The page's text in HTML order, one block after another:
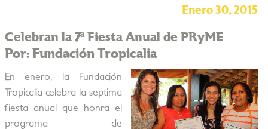
Enero 30, 2015
Celebran la 7ª Fiesta Anual de PRyME
Por: Fundación Tropicalia
En enero, la Fundación
Tropicalia celebra la septima
fiesta anual que honra el
programa de